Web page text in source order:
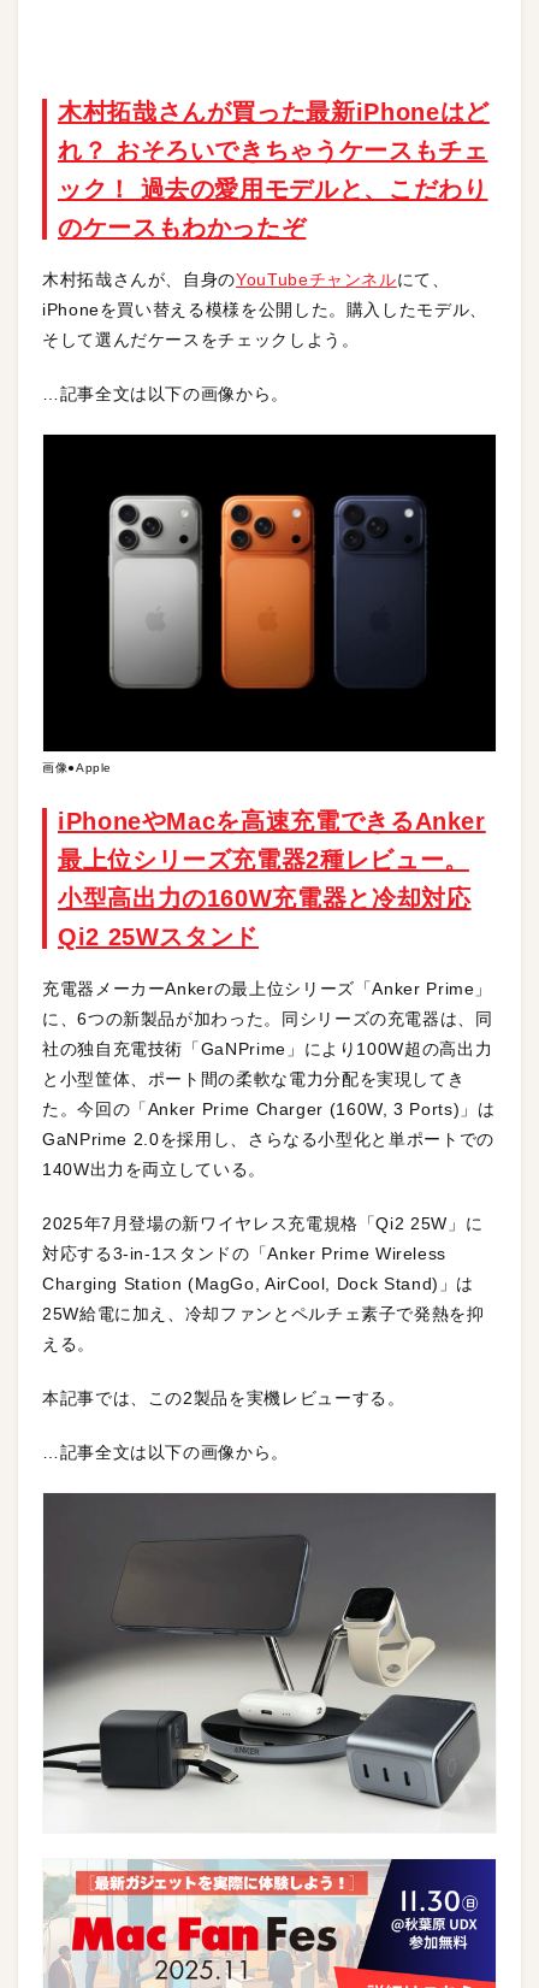
木村拓哉さんが買った最新iPhoneはど
れ？ おそろいできちゃうケースもチェ
ック！ 過去の愛用モデルと、こだわり
のケースもわかったぞ
木村拓哉さんが、自身のYouTubeチャンネルにて、
iPhoneを買い替える模様を公開した。購入したモデル、
そして選んだケースをチェックしよう。
…記事全文は以下の画像から。
画像●Apple
iPhoneやMacを高速充電できるAnker
最上位シリーズ充電器2種レビュー。
小型高出力の160W充電器と冷却対応
Qi2 25Wスタンド
充電器メーカーAnkerの最上位シリーズ「Anker Prime」
に、6つの新製品が加わった。同シリーズの充電器は、同
社の独自充電技術「GaNPrime」により100W超の高出力
と小型筐体、ポート間の柔軟な電力分配を実現してき
た。今回の「Anker Prime Charger (160W, 3 Ports)」は
GaNPrime 2.0を採用し、さらなる小型化と単ポートでの
140W出力を両立している。
2025年7月登場の新ワイヤレス充電規格「Qi2 25W」に
対応する3-in-1スタンドの「Anker Prime Wireless
Charging Station (MagGo, AirCool, Dock Stand)」は
25W給電に加え、冷却ファンとペルチェ素子で発熱を抑
える。
本記事では、この2製品を実機レビューする。
…記事全文は以下の画像から。